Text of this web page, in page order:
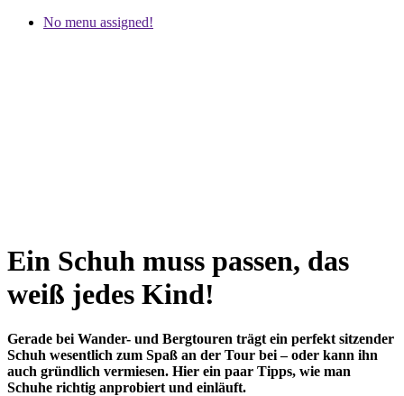
No menu assigned!
Ein Schuh muss passen, das
weiß jedes Kind!
Gerade bei Wander- und Bergtouren trägt ein perfekt sitzender
Schuh wesentlich zum Spaß an der Tour bei – oder kann ihn
auch gründlich vermiesen. Hier ein paar Tipps, wie man
Schuhe richtig anprobiert und einläuft.